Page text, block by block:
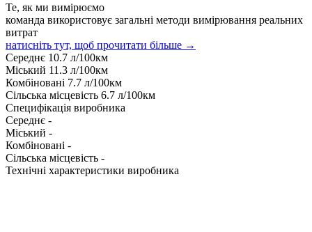
Те, як ми вимірюємо
команда використовує загальні методи вимірювання реальних
витрат
натисніть тут, щоб прочитати більше →
Середнє 10.7 л/100км
Міський 11.3 л/100км
Комбіновані 7.7 л/100км
Сільська місцевість 6.7 л/100км
Специфікація виробника
Середнє -
Міський -
Комбіновані -
Сільська місцевість -
Технічні характеристики виробника